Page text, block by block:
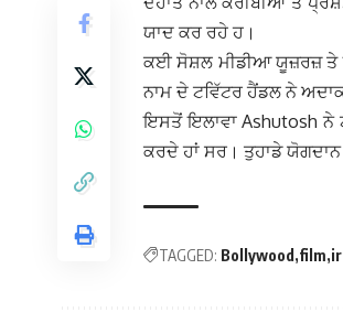
ਯਾਦ ਕਰ ਰਹੇ ਹ।
ਕਈ ਸੋਸ਼ਲ ਮੀਡੀਆ ਯੂਜ਼ਰਜ਼ ਤੇ
ਨਾਮ ਦੇ ਟਵਿੱਟਰ ਹੈਂਡਲ ਨੇ
ਇਸਤੋਂ ਇਲਾਵਾ Ashutosh ਨੇ
ਕਰਦੇ ਹਾਂ ਸਰ। ਤੁਹਾਡੇ
TAGGED: Bollywood film